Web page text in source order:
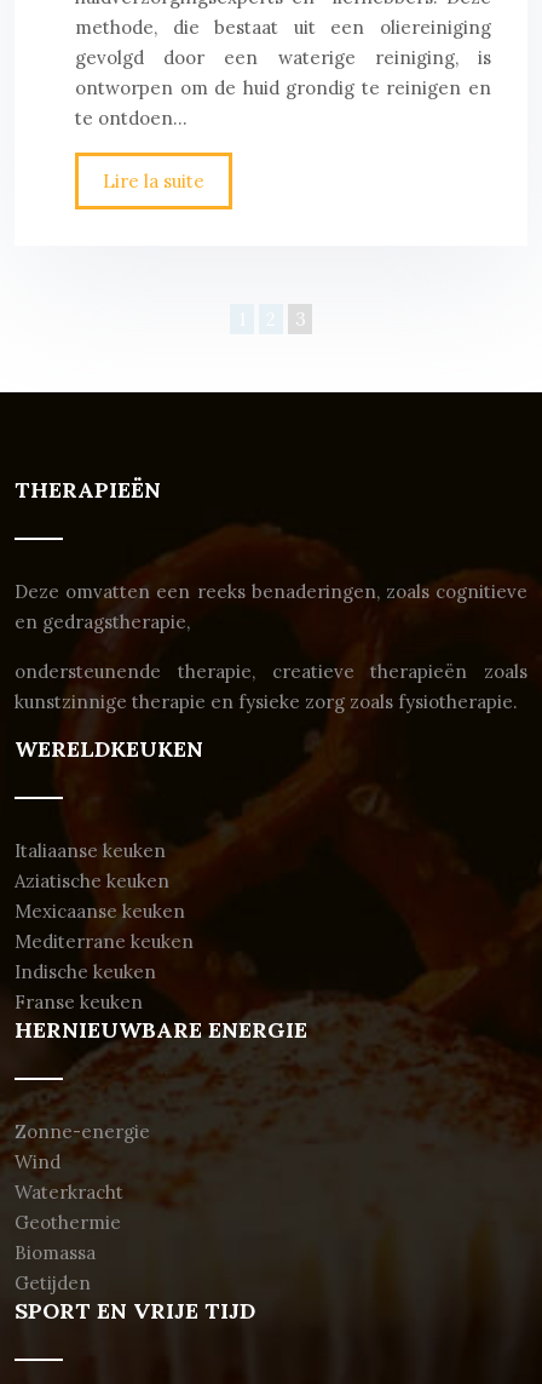
methode, die bestaat uit een oliereiniging
gevolgd door een waterige reiniging, is
ontworpen om de huid grondig te reinigen en
te ontdoen…
Lire la suite
3
THERAPIEËN
Deze omvatten een reeks benaderingen, zoals cognitieve
en gedragstherapie,
ondersteunende therapie, creatieve therapieën zoals
kunstzinnige therapie en fysieke zorg zoals fysiotherapie.
WERELDKEUKEN
Italiaanse keuken
Aziatische keuken
Mexicaanse keuken
Mediterrane keuken
Indische keuken
Franse keuken
HERNIEUWBARE ENERGIE
Zonne-energie
Wind
Waterkracht
Geothermie
Biomassa
Getijden
SPORT EN VRIJE TIJD